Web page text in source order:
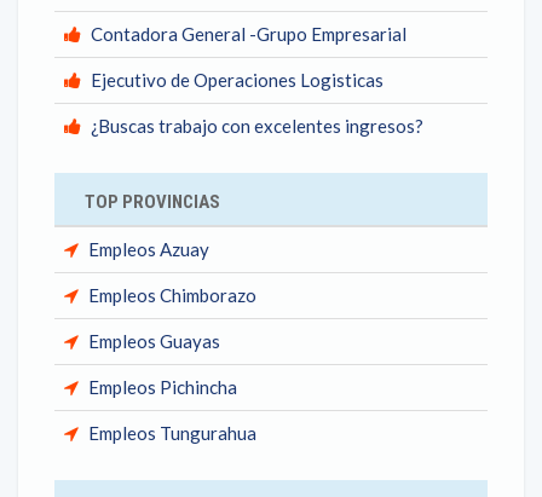
Contadora General -Grupo Empresarial
Ejecutivo de Operaciones Logisticas
¿Buscas trabajo con excelentes ingresos?
TOP PROVINCIAS
Empleos Azuay
Empleos Chimborazo
Empleos Guayas
Empleos Pichincha
Empleos Tungurahua